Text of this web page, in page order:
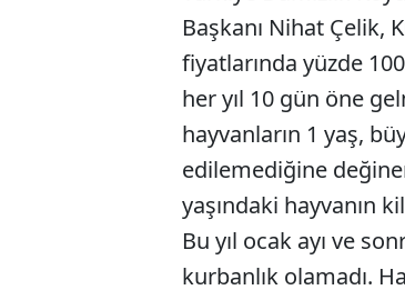
Başkanı Nihat Çelik,
fiyatlarında yüzde
her yıl 10 gün öne
hayvanların 1 yaş,
edilemediğine
yaşındaki hayvanın
Bu yıl ocak ayı ve
kurbanlık olamadı.